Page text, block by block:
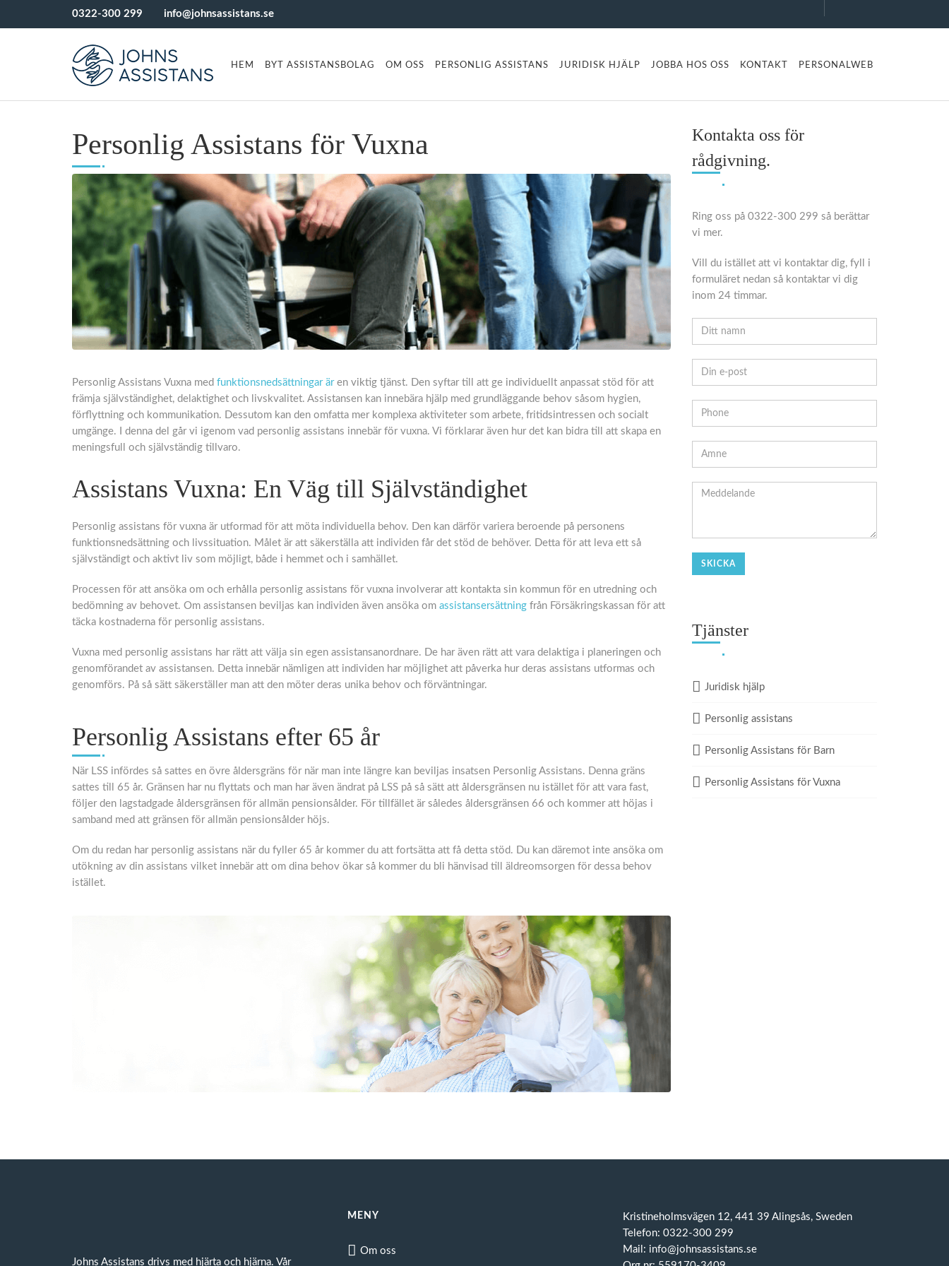
0322-300 299 info@johnsassistans.se
HEM BYT ASSISTANSBOLAG OM OSS PERSONLIG ASSISTANS JURIDISK HJÄLP JOBBA HOS OSS KONTAKT PERSONALWEB
Personlig Assistans för Vuxna
Personlig Assistans Vuxna med funktionsnedsättningar ären viktig tjänst. Den syftar till att ge individuellt anpassat stöd för att
främja självständighet, delaktighet och livskvalitet. Assistansen kan innebära hjälp med grundläggande behov såsom hygien,
förflyttning och kommunikation. Dessutom kan den omfatta mer komplexa aktiviteter som arbete, fritidsintressen och socialt
umgänge. I denna del går vi igenom vad personlig assistans innebär för vuxna. Vi förklarar även hur det kan bidra till att skapa en
meningsfull och självständig tillvaro.
Assistans Vuxna: En Väg till Självständighet
Personlig assistans för vuxna är utformad för att möta individuella behov. Den kan därför variera beroende på personens
funktionsnedsättning och livssituation. Målet är att säkerställa att individen får det stöd de behöver. Detta för att leva ett så
självständigt och aktivt liv som möjligt, både i hemmet och i samhället.
Processen för att ansöka om och erhålla personlig assistans för vuxna involverar att kontakta sin kommun för en utredning och
bedömning av behovet. Om assistansen beviljas kan individen även ansöka om assistansersättning från Försäkringskassan för att
täcka kostnaderna för personlig assistans.
Vuxna med personlig assistans har rätt att välja sin egen assistansanordnare. De har även rätt att vara delaktiga i planeringen och
genomförandet av assistansen. Detta innebär nämligen att individen har möjlighet att påverka hur deras assistans utformas och
genomförs. På så sätt säkerställer man att den möter deras unika behov och förväntningar.
Personlig Assistans efter 65 år
När LSS infördes så sattes en övre åldersgräns för när man inte längre kan beviljas insatsen Personlig Assistans. Denna gräns
sattes till 65 år. Gränsen har nu flyttats och man har även ändrat på LSS på så sätt att åldersgränsen nu istället för att vara fast,
följer den lagstadgade åldersgränsen för allmän pensionsålder. För tillfället är således åldersgränsen 66 och kommer att höjas i
samband med att gränsen för allmän pensionsålder höjs.
Om du redan har personlig assistans när du fyller 65 år kommer du att fortsätta att få detta stöd. Du kan däremot inte ansöka om
utökning av din assistans vilket innebär att om dina behov ökar så kommer du bli hänvisad till äldreomsorgen för dessa behov
istället.
Kontakta oss för
rådgivning.
Ring oss på 0322-300 299 så berättar
vi mer.
Vill du istället att vi kontaktar dig, fyll i
formuläret nedan så kontaktar vi dig
inom 24 timmar.
Tjänster
Juridisk hjälp
Personlig assistans
Personlig Assistans för Barn
Personlig Assistans för Vuxna
Johns Assistans drivs med hjärta och hjärna. Vår
MENY
Om oss
Kristineholmsvägen 12, 441 39 Alingsås, Sweden
Telefon: 0322-300 299
Mail: info@johnsassistans.se